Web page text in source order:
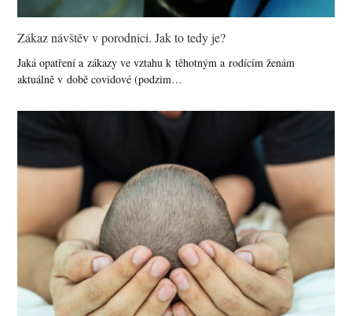
Zákaz návštěv v porodnici. Jak to tedy je?
Jaká opatření a zákazy ve vztahu k těhotným a rodícím ženám
aktuálně v době covidové (podzim…